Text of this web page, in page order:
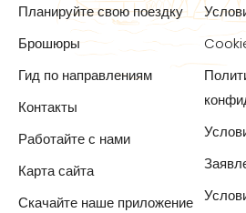
Планируйте свою поездку
Брошюры
Гид по направлениям
Контакты
Работайте с нами
Карта сайта
Скачайте наше приложение